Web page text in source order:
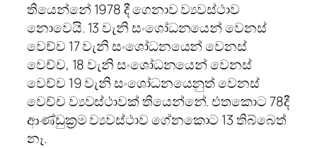
තියෙන්නේ 1978 දී ගෙනාව ව්‍යවස්ථාව
නොවෙයි. 13 වැනි සංශෝධනයෙන් වෙනස්
වෙච්ච 17 වැනි සංශෝධනයෙන් වෙනස්
වෙච්ච, 18 වැනි සංශෝධනයෙන් වෙනස්
වෙච්ච 19 වැනි සංශෝධනයෙනුත් වෙනස්
වෙච්ච ව්‍යවස්ථාවක් තියෙන්නේ. එතකොට 78දී
ආණ්ඩුක්‍රම ව්‍යවස්ථාව ගේනකොට 13 තිබ්බෙත්
නෑ.